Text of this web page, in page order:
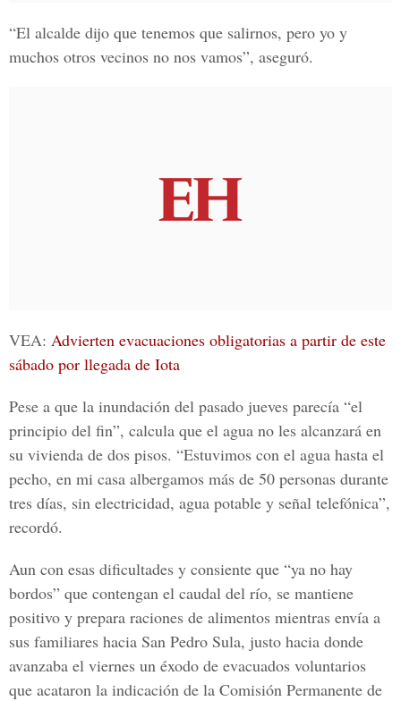
“El alcalde dijo que tenemos que salirnos, pero yo y
muchos otros vecinos no nos vamos”, aseguró.
VEA: Advierten evacuaciones obligatorias a partir de este
sábado por llegada de Iota
Pese a que la inundación del pasado jueves parecía “el
principio del fin”, calcula que el agua no les alcanzará en
su vivienda de dos pisos. “Estuvimos con el agua hasta el
pecho, en mi casa albergamos más de 50 personas durante
tres días, sin electricidad, agua potable y señal telefónica”,
recordó.
Aun con esas dificultades y consiente que “ya no hay
bordos” que contengan el caudal del río, se mantiene
positivo y prepara raciones de alimentos mientras envía a
sus familiares hacia San Pedro Sula, justo hacia donde
avanzaba el viernes un éxodo de evacuados voluntarios
que acataron la indicación de la Comisión Permanente de